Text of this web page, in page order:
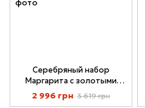
Серебряный набор
Маргарита с золотыми
вставками и
Александритами 118
2 996 грн 3 619 грн